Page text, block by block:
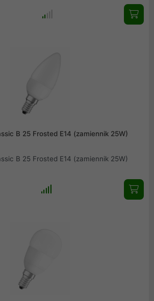
B 25 Frosted E14 (zamiennik 25W)
B 25 Frosted E14 (zamiennik 25W)